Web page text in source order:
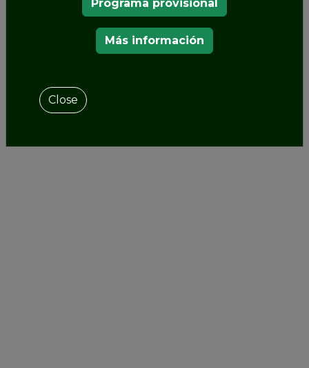
Programa provisional
Más información
Close